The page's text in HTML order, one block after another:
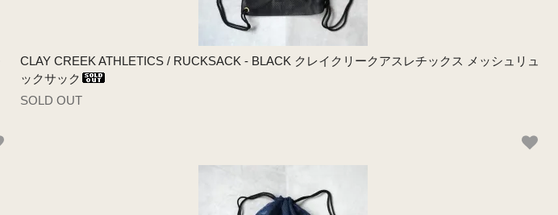
CLAY CREEK ATHLETICS / RUCKSACK - BLACK クレイクリークアスレチックス メッシュリュ
ックサック
SOLD OUT